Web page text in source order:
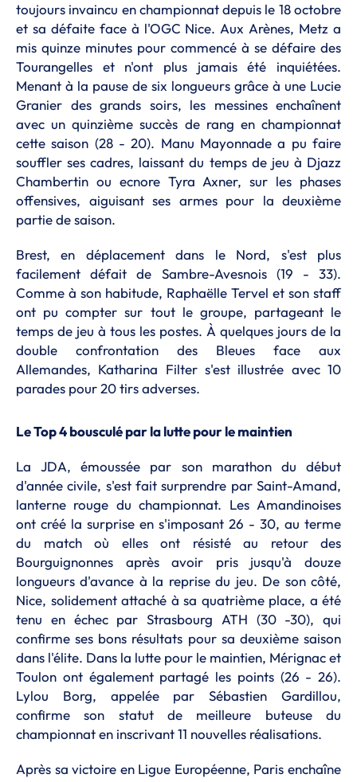
toujours invaincu en championnat depuis le 18 octobre
et sa défaite face à l'OGC Nice. Aux Arènes, Metz a
mis quinze minutes pour commencé à se défaire des
Tourangelles et n'ont plus jamais été inquiétées.
Menant à la pause de six longueurs grâce à une Lucie
Granier des grands soirs, les messines enchaînent
avec un quinzième succès de rang en championnat
cette saison (28 - 20). Manu Mayonnade a pu faire
souffler ses cadres, laissant du temps de jeu à Djazz
Chambertin ou ecnore Tyra Axner, sur les phases
offensives, aiguisant ses armes pour la deuxième
partie de saison.
Brest, en déplacement dans le Nord, s'est plus
facilement défait de Sambre-Avesnois (19 - 33).
Comme à son habitude, Raphaëlle Tervel et son staff
ont pu compter sur tout le groupe, partageant le
temps de jeu à tous les postes. À quelques jours de la
double confrontation des Bleues face aux
Allemandes, Katharina Filter s'est illustrée avec 10
parades pour 20 tirs adverses.
Le Top 4 bousculé par la lutte pour le maintien
La JDA, émoussée par son marathon du début
d'année civile, s'est fait surprendre par Saint-Amand,
lanterne rouge du championnat. Les Amandinoises
ont créé la surprise en s'imposant 26 - 30, au terme
du match où elles ont résisté au retour des
Bourguignonnes après avoir pris jusqu'à douze
longueurs d'avance à la reprise du jeu. De son côté,
Nice, solidement attaché à sa quatrième place, a été
tenu en échec par Strasbourg ATH (30 -30), qui
confirme ses bons résultats pour sa deuxième saison
dans l'élite. Dans la lutte pour le maintien, Mérignac et
Toulon ont également partagé les points (26 - 26).
Lylou Borg, appelée par Sébastien Gardillou,
confirme son statut de meilleure buteuse du
championnat en inscrivant 11 nouvelles réalisations.
Après sa victoire en Ligue Européenne, Paris enchaîne